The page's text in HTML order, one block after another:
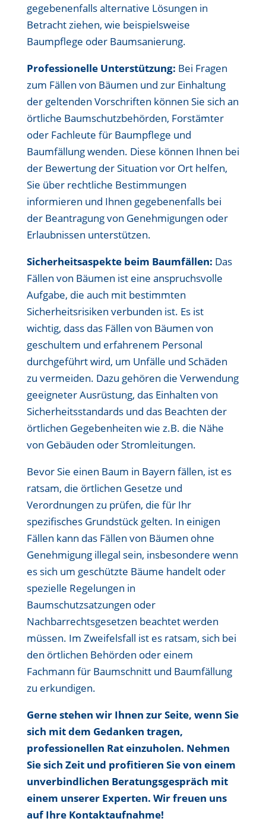
gegebenenfalls alternative Lösungen in
Betracht ziehen, wie beispielsweise
Baumpflege oder Baumsanierung.
Professionelle Unterstützung: Bei Fragen
zum Fällen von Bäumen und zur Einhaltung
der geltenden Vorschriften können Sie sich an
örtliche Baumschutzbehörden, Forstämter
oder Fachleute für Baumpflege und
Baumfällung wenden. Diese können Ihnen bei
der Bewertung der Situation vor Ort helfen,
Sie über rechtliche Bestimmungen
informieren und Ihnen gegebenenfalls bei
der Beantragung von Genehmigungen oder
Erlaubnissen unterstützen.
Sicherheitsaspekte beim Baumfällen: Das
Fällen von Bäumen ist eine anspruchsvolle
Aufgabe, die auch mit bestimmten
Sicherheitsrisiken verbunden ist. Es ist
wichtig, dass das Fällen von Bäumen von
geschultem und erfahrenem Personal
durchgeführt wird, um Unfälle und Schäden
zu vermeiden. Dazu gehören die Verwendung
geeigneter Ausrüstung, das Einhalten von
Sicherheitsstandards und das Beachten der
örtlichen Gegebenheiten wie z.B. die Nähe
von Gebäuden oder Stromleitungen.
Bevor Sie einen Baum in Bayern fällen, ist es
ratsam, die örtlichen Gesetze und
Verordnungen zu prüfen, die für Ihr
spezifisches Grundstück gelten. In einigen
Fällen kann das Fällen von Bäumen ohne
Genehmigung illegal sein, insbesondere wenn
es sich um geschützte Bäume handelt oder
spezielle Regelungen in
Baumschutzsatzungen oder
Nachbarrechtsgesetzen beachtet werden
müssen. Im Zweifelsfall ist es ratsam, sich bei
den örtlichen Behörden oder einem
Fachmann für Baumschnitt und Baumfällung
zu erkundigen.
Gerne stehen wir Ihnen zur Seite, wenn Sie
sich mit dem Gedanken tragen,
professionellen Rat einzuholen. Nehmen
Sie sich Zeit und profitieren Sie von einem
unverbindlichen Beratungsgespräch mit
einem unserer Experten. Wir freuen uns
auf Ihre Kontaktaufnahme!